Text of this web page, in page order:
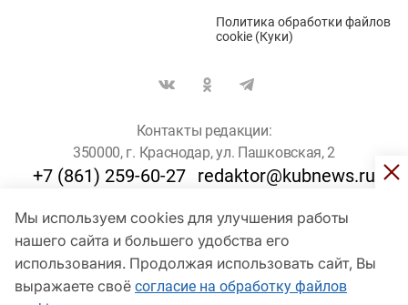
Мы используем cookies для улучшения работы
нашего сайта и большего удобства его
использования. Продолжая использовать сайт, Вы
выражаете своё согласие на обработку файлов
Политика обработки файлов
cookie (Куки)
Контакты редакции:
350000, г. Краснодар, ул. Пашковская, 2
+7 (861) 259-60-27 redaktor@kubnews.ru
Для пользователей старше 16 лет
© Кубанские Новости, 2017
Сетевое издание «kubnews» зарегистрировано Федеральной
службой по надзору в сфере связи, информационных технологий